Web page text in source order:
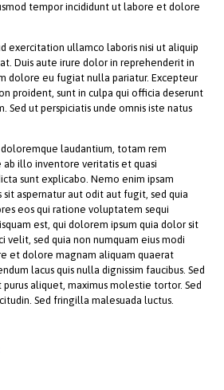
tempor incididunt ut labore et dolore
exercitation ullamco laboris nisi ut aliquip
Duis aute irure dolor in reprehenderit in
dolore eu fugiat nulla pariatur. Excepteur
proident, sunt in culpa qui officia deserunt
Sed ut perspiciatis unde omnis iste natus
laudantium, totam rem
ab illo inventore veritatis et quasi
sunt explicabo. Nemo enim ipsam
aspernatur aut odit aut fugit, sed quia
eos qui ratione voluptatem sequi
est, qui dolorem ipsum quia dolor sit
velit, sed quia non numquam eius modi
et dolore magnam aliquam quaerat
lacus quis nulla dignissim faucibus. Sed
aliquet, maximus molestie tortor. Sed
Sed fringilla malesuada luctus.